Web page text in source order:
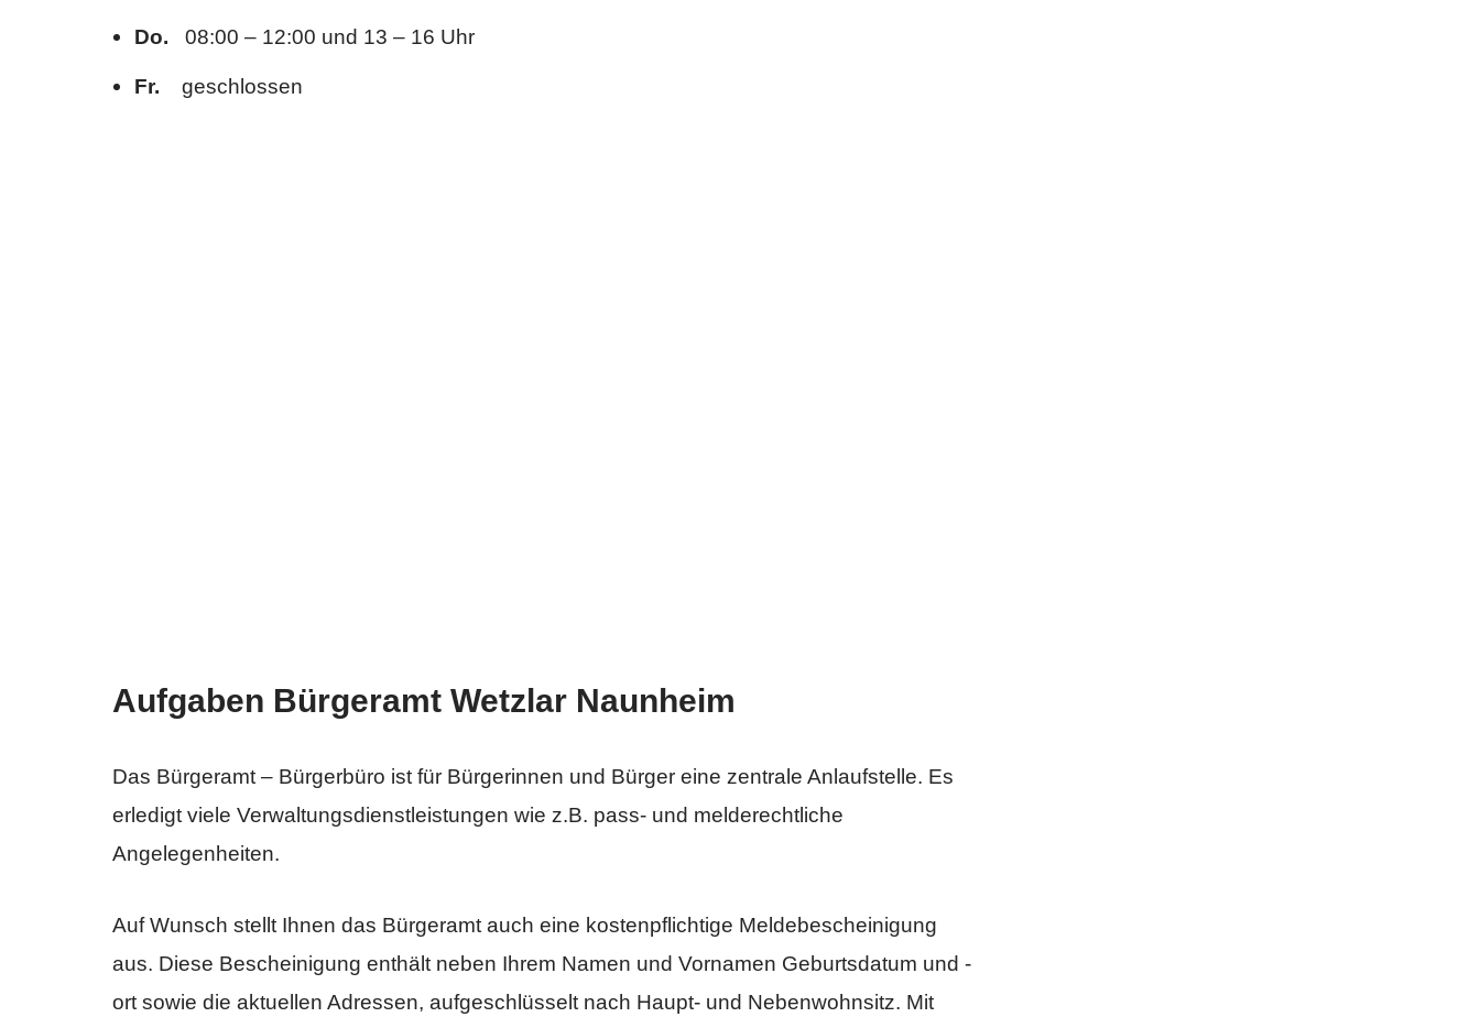
Do. 08:00 – 12:00 und 13 – 16 Uhr
Fr. geschlossen
Aufgaben Bürgeramt Wetzlar Naunheim
Das Bürgeramt – Bürgerbüro ist für Bürgerinnen und Bürger eine zentrale Anlaufstelle. Es
erledigt viele Verwaltungsdienstleistungen wie z.B. pass- und melderechtliche
Angelegenheiten.
Auf Wunsch stellt Ihnen das Bürgeramt auch eine kostenpflichtige Meldebescheinigung
aus. Diese Bescheinigung enthält neben Ihrem Namen und Vornamen Geburtsdatum und -
ort sowie die aktuellen Adressen, aufgeschlüsselt nach Haupt- und Nebenwohnsitz. Mit